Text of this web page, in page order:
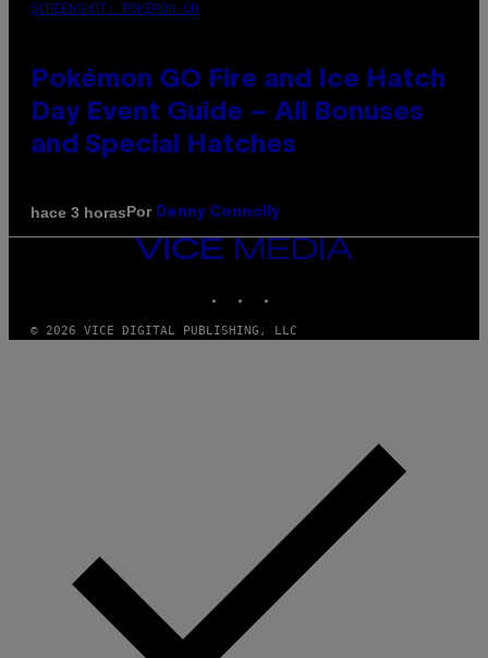
SCREENSHOT: POKEMON GO
Pokémon GO Fire and Ice Hatch
Day Event Guide – All Bonuses
and Special Hatches
hace 3 horasPor Denny Connolly
VICE
MEDIA
© 2026 VICE DIGITAL PUBLISHING, LLC